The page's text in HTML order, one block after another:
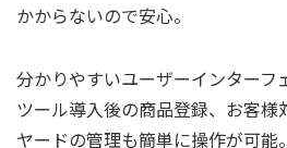
かからないので安心。
分かりやすいユーザーインターフ
ツール導入後の商品登録、お客様
ヤードの管理も簡単に操作が可能